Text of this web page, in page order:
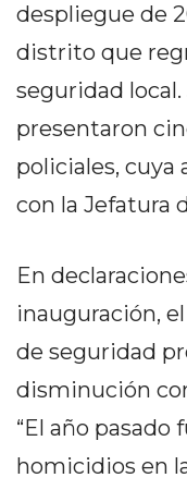
Y
DE
PRIVACIDAD
MAPA
SITIO
TAPA
DIARIO
REPORTERO
DIARIO
despliegue de
distrito que
seguridad
presentaron
policiales, cuya
con la Jefatura
En
inauguración,
de seguridad
disminución
“El año pasado
homicidios en